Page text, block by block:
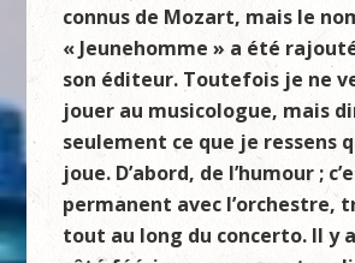
connus de Mozart, mais le
« Jeunehomme » a été
son éditeur. Toutefois je ne
jouer au musicologue, mais
seulement ce que je ressens
joue. D’abord, de l’humour ;
permanent avec l’orchestre,
tout au long du concerto. Il y